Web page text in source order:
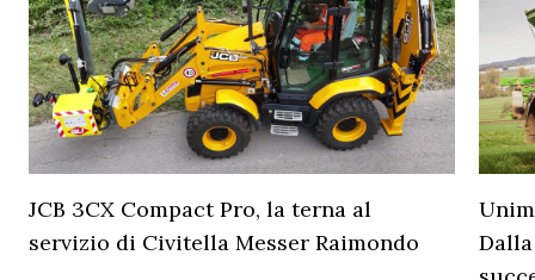
JCB 3CX Compact Pro, la terna al
servizio di Civitella Messer Raimondo